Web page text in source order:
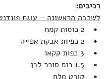
רכיבים:
לשכבה הראשונה – עוגת
2 כוסות קמח
2 כפיות אבקת אפייה
3 כפות קקאו
1.5 כוס סוכר לבן
קורט מלח